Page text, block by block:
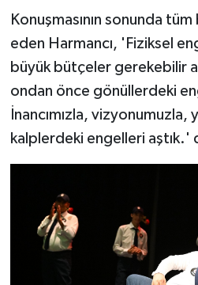
Konuşmasının sonunda
eden Harmancı, 'Fiziksel
büyük bütçeler gerekebilir
ondan önce gönüllerdeki
İnancımızla,
kalplerdeki engelleri aştık.'